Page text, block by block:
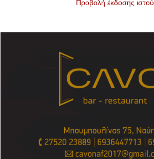
Προβολή έκδοσης ιστού